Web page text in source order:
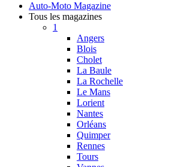
Auto-Moto Magazine
Tous les magazines
1
Angers
Blois
Cholet
La Baule
La Rochelle
Le Mans
Lorient
Nantes
Orléans
Quimper
Rennes
Tours